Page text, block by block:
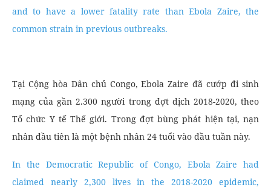
and to have a lower fatality rate than Ebola Zaire, the
common strain in previous outbreaks.
Tại Cộng hòa Dân chủ Congo, Ebola Zaire đã cướp đi sinh
mạng của gần 2.300 người trong đợt dịch 2018-2020, theo
Tổ chức Y tế Thế giới. Trong đợt bùng phát hiện tại, nạn
nhân đầu tiên là một bệnh nhân 24 tuổi vào đầu tuần này.
In the Democratic Republic of Congo, Ebola Zaire had
claimed nearly 2,300 lives in the 2018-2020 epidemic,